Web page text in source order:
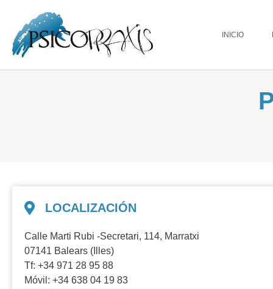
INICIO
LOCALIZACIÓN
Calle Marti Rubi -Secretari, 114, Marratxi
07141 Balears (Illes)
Tf: +34 971 28 95 88
Móvil: +34 638 04 19 83